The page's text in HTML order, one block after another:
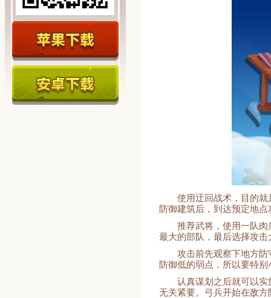
使用迂回战术，目的
防御建筑后，到达预定地
推荐武将，使用一队
最大的部队，最后选择攻
攻击前先观察下地方
防御低的弱点，所以要特
认真谋划之后就可以
无关紧要。弓兵开始在敌